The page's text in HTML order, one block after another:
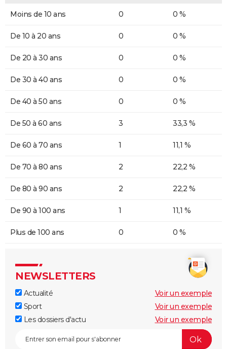
Moins de 10 ans 0 0 %
De 10 à 20 ans 0 0 %
De 20 à 30 ans 0 0 %
De 30 à 40 ans 0 0 %
De 40 à 50 ans 0 0 %
De 50 à 60 ans 3 33,3 %
De 60 à 70 ans 1 11,1 %
De 70 à 80 ans 2 22,2 %
De 80 à 90 ans 2 22,2 %
De 90 à 100 ans 1 11,1 %
Plus de 100 ans 0 0 %
NEWSLETTERS
Actualité
Voir un exemple
Sport
Voir un exemple
Les dossiers d'actu
Voir un exemple